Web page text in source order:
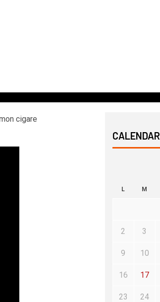
cigare
CALENDAR
L M
2 3
9 10
16 17
23 24